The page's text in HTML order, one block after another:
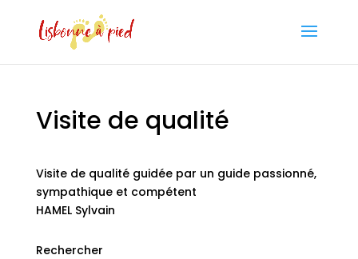
Visite de qualité
Visite de qualité guidée par un guide passionné,
sympathique et compétent
HAMEL Sylvain
Rechercher